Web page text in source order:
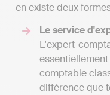
en existe deux
Le service
L'expert-
essentiellement
comptable
différence que